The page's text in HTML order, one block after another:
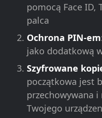
pomocą Face ID,
palca
Ochrona PIN-em
jako dodatkową
Szyfrowane
początkowa jest
przechowywana i
Twojego